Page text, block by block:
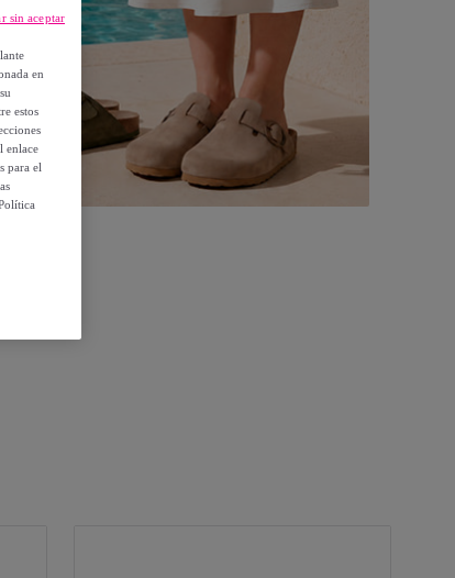
en
estos
enlace
para el
sin aceptar